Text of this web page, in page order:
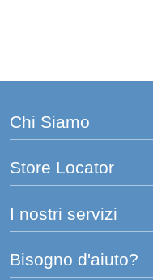
Chi Siamo
Store Locator
I nostri servizi
Bisogno d'aiuto?